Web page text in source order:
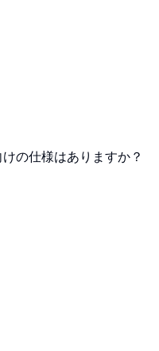
の仕様はありますか？